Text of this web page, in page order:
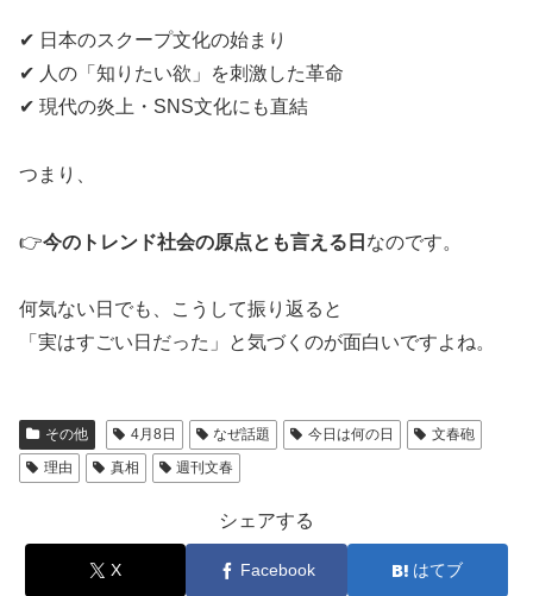
✔ 日本のスクープ文化の始まり
✔ 人の「知りたい欲」を刺激した革命
✔ 現代の炎上・SNS文化にも直結
つまり、
👉今のトレンド社会の原点とも言える日 なのです。
何気ない日でも、こうして振り返ると
「実はすごい日だった」と気づくのが面白いですよね。
その他 4月8日 なぜ話題 今日は何の日
文春砲
理由
真相 週刊文春
シェアする
X Facebook はてブ